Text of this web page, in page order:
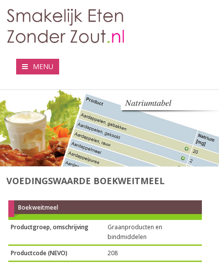
MENU
VOEDINGSWAARDE BOEKWEITMEEL
Boekweitmeel
Productgroep, omschrijving
Graanproducten en
bindmiddelen
Productcode (NEVO)
208